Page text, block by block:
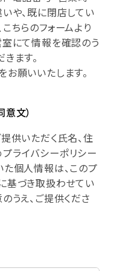
や、既に閉店してい
ちらのフォームより
室にて情報を確認のう
ます。
願いいたします。
文）
供いただく氏名、住
ライバシーポリシー
個人情報は、このプ
基づき取扱わせてい
うえ、ご提供くださ